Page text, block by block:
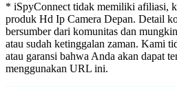
* iSpyConnect tidak memiliki afiliasi,
produk Hd Ip Camera Depan. Detail
bersumber dari komunitas dan
atau sudah ketinggalan zaman. Kami
atau garansi bahwa Anda akan dapat
menggunakan URL ini.